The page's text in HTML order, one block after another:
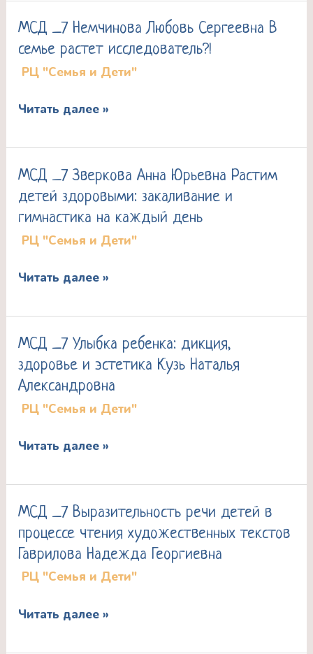
Юрьевна
МСД _7 Немчинова Любовь Сергеевна В
семье растет исследователь?!
РЦ "Семья и Дети"
МСД
_7
Немчинова
Сергеевна
растет
исследователь?!
Читать далее »
МСД _7 Зверкова Анна Юрьевна Растим
детей здоровыми: закаливание и
гимнастика на каждый день
РЦ "Семья и Дети"
МСД
_7
Зверкова
Анна
Растим
закаливание
и
гимнастика
на
Читать далее »
МСД _7 Улыбка ребенка: дикция,
здоровье и эстетика Кузь Наталья
Александровна
РЦ "Семья и Дети"
МСД
_7
Улыбка
ребенка:
здоровье
Кузь
Наталья
Александровна
Читать далее »
МСД _7 Выразительность речи детей в
процессе чтения художественных текстов
Гаврилова Надежда Георгиевна
РЦ "Семья и Дети"
МСД
_7
Выразительность
речи
в
Читать далее »